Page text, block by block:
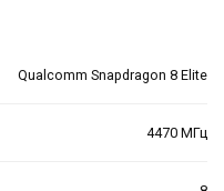
Qualcomm Snapdragon 8 Elite
4470 МГц